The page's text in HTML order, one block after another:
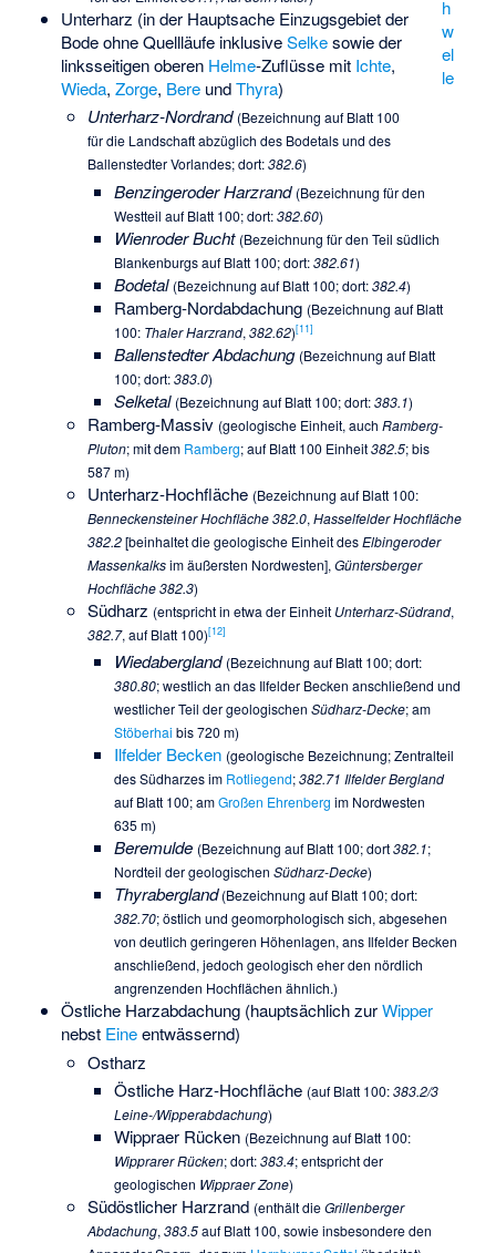
h
w
el
le
Unterharz (in der Hauptsache Einzugsgebiet der
Bode ohne Quellläufe inklusiveSelkesowie der
linksseitigen oberen Helme-Zuflüsse mit Ichte,
Wieda, Zorge, BereundThyra)
Unterharz-Nordrand (Bezeichnung auf Blatt 100
für die Landschaft abzüglich des Bodetals und des
Ballenstedter Vorlandes; dort:382.6)
Benzingeroder Harzrand (Bezeichnung für den
Westteil auf Blatt 100; dort:382.60)
Wienroder Bucht (Bezeichnung für den Teil südlich
Blankenburgs auf Blatt 100; dort:382.61)
Bodetal (Bezeichnung auf Blatt 100; dort:382.4)
Ramberg-Nordabdachung (Bezeichnung auf Blatt
100: Thaler Harzrand,382.62)[11]
Ballenstedter Abdachung (Bezeichnung auf Blatt
100; dort:383.0)
Selketal (Bezeichnung auf Blatt 100; dort:383.1)
Ramberg-Massiv (geologische Einheit, auchRamberg-
Pluton; mit dem Ramberg; auf Blatt 100 Einheit382.5; bis
587 m)
Unterharz-Hochfläche (Bezeichnung auf Blatt 100:
Benneckensteiner Hochfläche 382.0,Hasselfelder Hochfläche
382.2[beinhaltet die geologische Einheit desElbingeroder
Massenkalksim äußersten Nordwesten],Güntersberger
Hochfläche 382.3)
Südharz (entspricht in etwa der Einheit Unterharz-Südrand,
382.7, auf Blatt 100)[12]
Wiedabergland (Bezeichnung auf Blatt 100; dort:
380.80; westlich an das Ilfelder Becken anschließend und
westlicher Teil der geologischenSüdharz-Decke; am
Stöberhai bis 720 m)
Ilfelder Becken (geologische Bezeichnung; Zentralteil
des Südharzes im Rotliegend;382.71 Ilfelder Bergland
auf Blatt 100; amGroßen Ehrenberg im Nordwesten
635 m)
Beremulde (Bezeichnung auf Blatt 100; dort382.1;
Nordteil der geologischenSüdharz-Decke)
Thyrabergland(Bezeichnung auf Blatt 100; dort:
382.70; östlich und geomorphologisch sich, abgesehen
von deutlich geringeren Höhenlagen, ans Ilfelder Becken
anschließend, jedoch geologisch eher den nördlich
angrenzenden Hochflächen ähnlich.)
Östliche Harzabdachung (hauptsächlich zurWipper
nebst Eineentwässernd)
Ostharz
Östliche Harz-Hochfläche (auf Blatt 100:383.2/3
Leine-/Wipperabdachung)
Wippraer Rücken (Bezeichnung auf Blatt 100:
Wipprarer Rücken; dort:383.4; entspricht der
geologischen Wippraer Zone)
Südöstlicher Harzrand (enthält dieGrillenberger
Abdachung,383.5auf Blatt 100, sowie insbesondere den